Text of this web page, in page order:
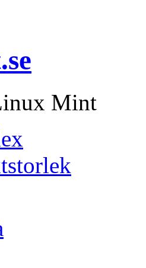
Mint